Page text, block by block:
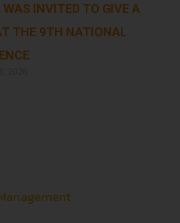
INVITED TO GIVE A
THE 9TH NATIONAL